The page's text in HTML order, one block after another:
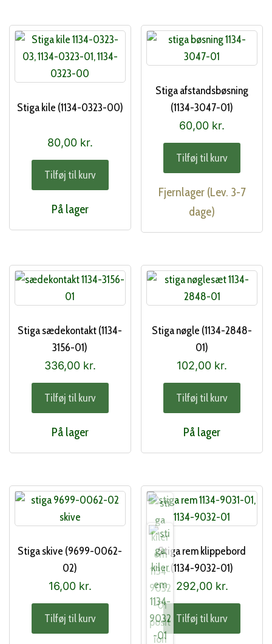
Stiga kile (1134-0323-00)
80,00 kr.
Tilføj til kurv
På lager
Stiga afstandsbøsning
(1134-3047-01)
60,00 kr.
Tilføj til kurv
Fjernlager (Lev. 3-7
dage)
Stiga sædekontakt (1134-
3156-01)
336,00 kr.
Tilføj til kurv
På lager
Stiga nøgle (1134-2848-
01)
102,00 kr.
Tilføj til kurv
På lager
Stiga skive (9699-0062-
02)
16,00 kr.
Tilføj til kurv
Stiga rem klippebord
(1134-9032-01)
292,00 kr.
Tilføj til kurv